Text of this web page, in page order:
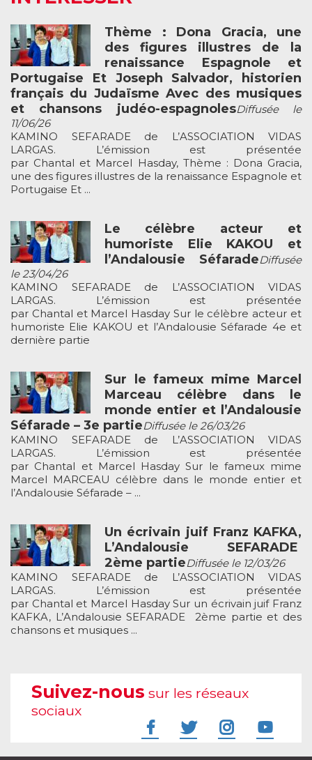
Thème : Dona Gracia, une
des figures illustres de la
renaissance Espagnole et
Portugaise Et Joseph Salvador, historien
français du Judaïsme Avec des musiques
et chansons judéo-espagnolesDiffusée le
11/06/26
KAMINO SEFARADE de L’ASSOCIATION VIDAS
LARGAS. L’émission est présentée
par Chantal et Marcel Hasday, Thème : Dona Gracia,
une des figures illustres de la renaissance Espagnole et
Portugaise Et ...
Le célèbre acteur et
humoriste Elie KAKOU et
l’Andalousie SéfaradeDiffusée
le 23/04/26
KAMINO SEFARADE de L’ASSOCIATION VIDAS
LARGAS. L’émission est présentée
par Chantal et Marcel Hasday Sur le célèbre acteur et
humoriste Elie KAKOU et l’Andalousie Séfarade 4e et
dernière partie
Sur le fameux mime Marcel
Marceau célèbre dans le
monde entier et l’Andalousie
Séfarade – 3e partieDiffusée le 26/03/26
KAMINO SEFARADE de L’ASSOCIATION VIDAS
LARGAS. L’émission est présentée
par Chantal et Marcel Hasday Sur le fameux mime
Marcel MARCEAU célèbre dans le monde entier et
l’Andalousie Séfarade – ...
Un écrivain juif Franz KAFKA,
L’Andalousie SEFARADE
2ème partieDiffusée le 12/03/26
KAMINO SEFARADE de L’ASSOCIATION VIDAS
LARGAS. L’émission est présentée
par Chantal et Marcel Hasday Sur un écrivain juif Franz
KAFKA, L’Andalousie SEFARADE 2ème partie et des
chansons et musiques ...
Suivez-nous sur les réseaux
sociaux